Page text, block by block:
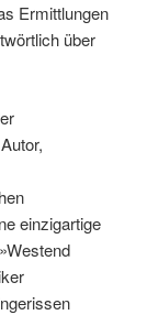
Ermittlungen
über
einzigartige